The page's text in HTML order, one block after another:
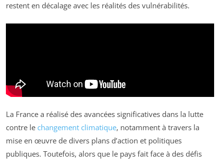
restent en décalage avec les réalités des vulnérabilités.
La France a réalisé des avancées significatives dans la lutte
contre le changement climatique, notamment à travers la
mise en œuvre de divers plans d’action et politiques
publiques. Toutefois, alors que le pays fait face à des défis